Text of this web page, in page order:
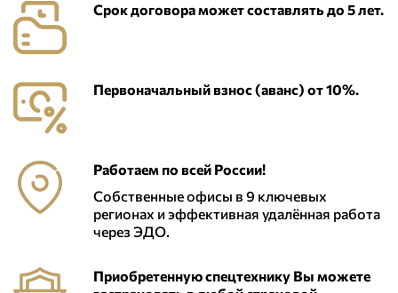
Срок договора может составлять до 5 лет.
Первоначальный взнос (аванс) от 10%.
Работаем по всей России!
Собственные офисы в 9 ключевых
регионах и эффективная удалённая работа
через ЭДО.
Приобретенную спецтехнику Вы можете